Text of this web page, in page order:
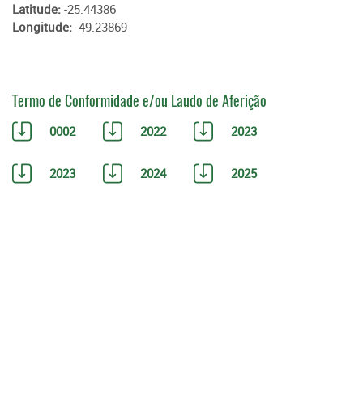
Latitude: -25.44386
Longitude: -49.23869
Termo de Conformidade e/ou Laudo de Aferição
0002 2022 2023
2023 2024 2025